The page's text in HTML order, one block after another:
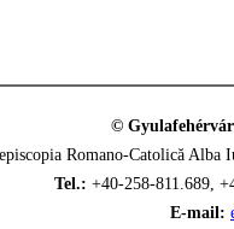
©
Romano-Catolică
Tel.: +40-258-811.689,
E-mail: